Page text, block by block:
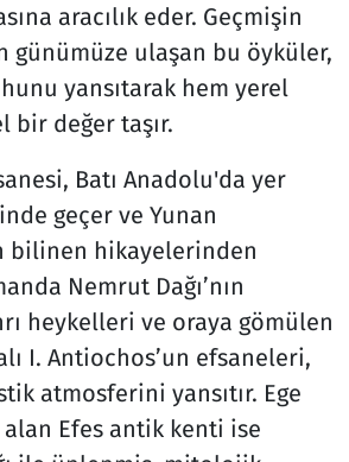
aracılık eder. Geçmişin
ulaşan bu öyküler,
yansıtarak hem yerel
bir değer taşır.
Batı Anadolu'da yer
geçer ve Yunan
bilinen hikayelerinden
Nemrut Dağı’nın
heykelleri ve oraya gömülen
I. Antiochos’un efsaneleri,
atmosferini yansıtır. Ege
alan Efes antik kenti ise